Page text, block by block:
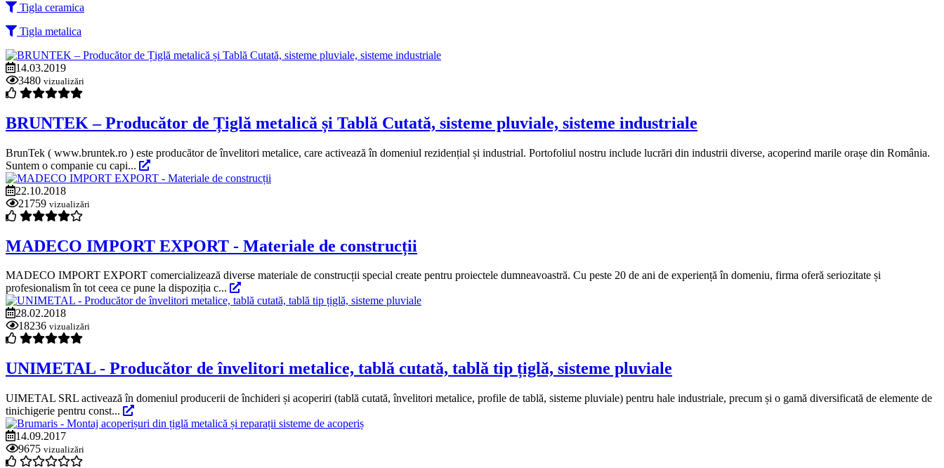
Tigla ceramica
Tigla metalica
14.03.2019
3480 vizualizări
BRUNTEK – Producător de Țiglă metalică și Tablă Cutată, sisteme pluviale, sisteme industriale
BrunTek ( www.bruntek.ro ) este producător de învelitori metalice, care activează în domeniul rezidențial și industrial. Portofoliul nostru include lucrări din industrii diverse, acoperind marile orașe din România.
Suntem o companie cu capi...
22.10.2018
21759 vizualizări
MADECO IMPORT EXPORT - Materiale de construcții
MADECO IMPORT EXPORT comercializează diverse materiale de construcții special create pentru proiectele dumneavoastră. Cu peste 20 de ani de experiență în domeniu, firma oferă seriozitate și
profesionalism în tot ceea ce pune la dispoziția c...
28.02.2018
18236 vizualizări
UNIMETAL - Producător de învelitori metalice, tablă cutată, tablă tip țiglă, sisteme pluviale
UIMETAL SRL activează în domeniul producerii de închideri și acoperiri (tablă cutată, învelitori metalice, profile de tablă, sisteme pluviale) pentru hale industriale, precum și o gamă diversificată de elemente de
tinichigerie pentru const...
14.09.2017
9675 vizualizări